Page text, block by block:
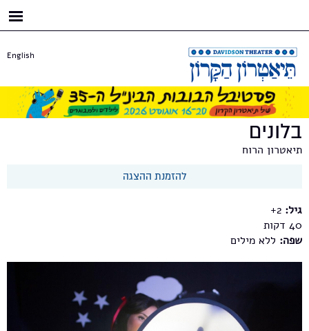
English
בלונים
תיאטרון הרוח
להזמנת ההצגה
גיל: 2+
40
שפה: ללא מילים